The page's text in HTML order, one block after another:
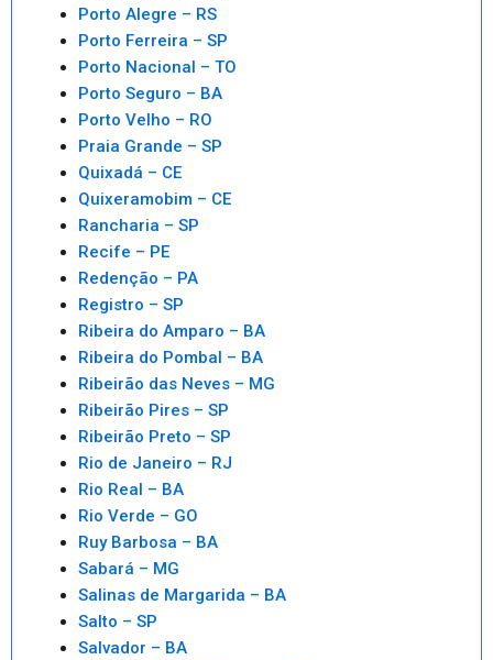
Porto Alegre – RS
Porto Ferreira – SP
Porto Nacional – TO
Porto Seguro – BA
Porto Velho – RO
Praia Grande – SP
Quixadá – CE
Quixeramobim – CE
Rancharia – SP
Recife – PE
Redenção – PA
Registro – SP
Ribeira do Amparo – BA
Ribeira do Pombal – BA
Ribeirão das Neves – MG
Ribeirão Pires – SP
Ribeirão Preto – SP
Rio de Janeiro – RJ
Rio Real – BA
Rio Verde – GO
Ruy Barbosa – BA
Sabará – MG
Salinas de Margarida – BA
Salto – SP
Salvador – BA